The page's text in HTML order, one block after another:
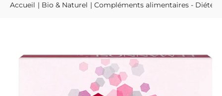
Accueil Bio & Naturel Compléments alimentaires -